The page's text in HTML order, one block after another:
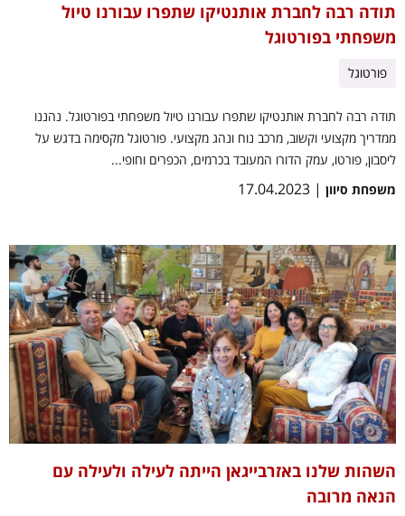
תודה רבה לחברת אותנטיקו שתפרו עבורנו טיול
משפחתי בפורטוגל
פורטוגל
תודה רבה לחברת אותנטיקו שתפרו עבורנו טיול משפחתי בפורטוגל. נהננו
ממדריך מקצועי וקשוב, מרכב נוח ונהג מקצועי. פורטוגל מקסימה בדגש על
ליסבון, פורטו, עמק הדורו המעובד בכרמים, הכפרים וחופי...
משפחת סיוון | 17.04.2023
השהות שלנו באזרבייגאן הייתה לעילה ולעילה עם
הנאה מרובה